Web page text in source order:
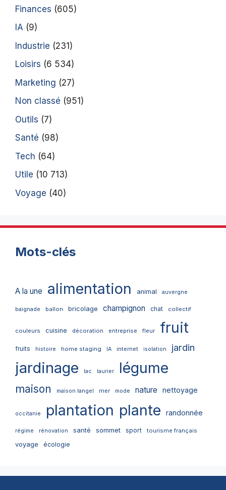
Finances (605)
IA (9)
Industrie (231)
Loisirs (6 534)
Marketing (27)
Non classé (951)
Outils (7)
Santé (98)
Tech (64)
Utile (10 713)
Voyage (40)
Mots-clés
A la une alimentation animal auvergne
baignade ballon bricolage champignon chat collectif
couleurs cuisine décoration entreprise fleur fruit
fruits histoire home staging IA internet isolation jardin
jardinage lac laurier légume
maison maison langel mer mode nature nettoyage
occitanie plantation plante randonnée
régime rénovation santé sommet sport tourisme français
voyage écologie